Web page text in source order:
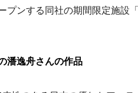
プンする同社の期間限定施設
潘逸舟さんの作品